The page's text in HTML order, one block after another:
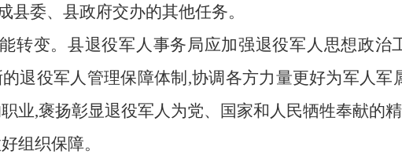
县委、县政府交办的其他任务。
转变。县退役军人事务局应加强退役军人思想政
退役军人管理保障体制,协调各方力量更好为军人
业,褒扬彰显退役军人为党、国家和人民牺牲奉献的
组织保障。